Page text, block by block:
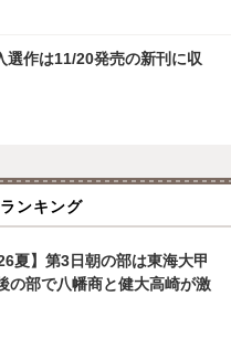
選作は11/20発売の新刊に収
ンキング
夏】第3日朝の部は東海大甲
の部で八幡商と健大高崎が激